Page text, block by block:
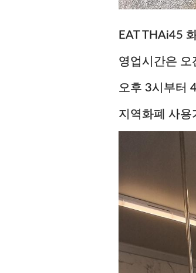
EAT THAi45
영업시간은 오
오후 3시부터
지역화폐 사용